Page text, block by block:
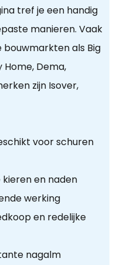
tref je een handig
manieren. Vaak
als Big
Home, Dema,
zijn Isover,
voor schuren
en naden
werking
en redelijke
nagalm